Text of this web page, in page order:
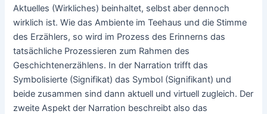
Aktuelles (Wirkliches) beinhaltet, selbst aber dennoch
wirklich ist. Wie das Ambiente im Teehaus und die Stimme
des Erzählers, so wird im Prozess des Erinnerns das
tatsächliche Prozessieren zum Rahmen des
Geschichtenerzählens. In der Narration trifft das
Symbolisierte (Signifikat) das Symbol (Signifikant) und
beide zusammen sind dann aktuell und virtuell zugleich. Der
zweite Aspekt der Narration beschreibt also das